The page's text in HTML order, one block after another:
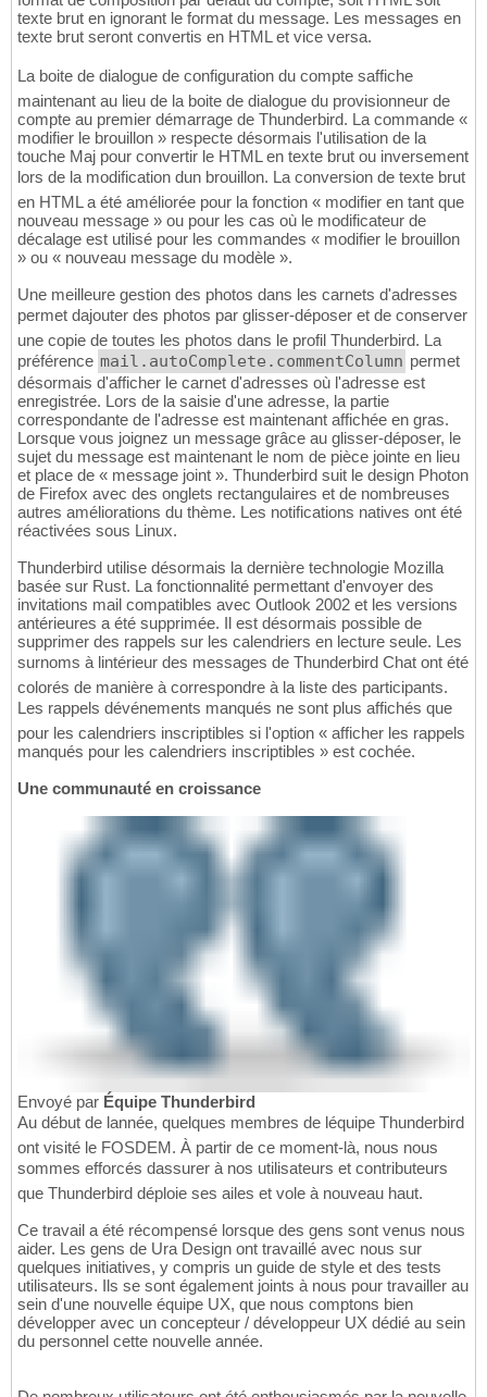
texte brut en ignorant le format du message. Les messages en
texte brut seront convertis en HTML et vice versa.
La boite de dialogue de configuration du compte saffiche
maintenant au lieu de la boite de dialogue du provisionneur de
compte au premier démarrage de Thunderbird. La commande «
modifier le brouillon » respecte désormais l'utilisation de la
touche Maj pour convertir le HTML en texte brut ou inversement
lors de la modification dun brouillon. La conversion de texte brut
en HTML a été améliorée pour la fonction « modifier en tant que
nouveau message » ou pour les cas où le modificateur de
décalage est utilisé pour les commandes « modifier le brouillon
» ou « nouveau message du modèle ».
Une meilleure gestion des photos dans les carnets d'adresses
permet dajouter des photos par glisser-déposer et de conserver
une copie de toutes les photos dans le profil Thunderbird. La
préférence mail.autoComplete.commentColumn permet
désormais d'afficher le carnet d'adresses où l'adresse est
enregistrée. Lors de la saisie d'une adresse, la partie
correspondante de l'adresse est maintenant affichée en gras.
Lorsque vous joignez un message grâce au glisser-déposer, le
sujet du message est maintenant le nom de pièce jointe en lieu
et place de « message joint ». Thunderbird suit le design Photon
de Firefox avec des onglets rectangulaires et de nombreuses
autres améliorations du thème. Les notifications natives ont été
réactivées sous Linux.
Thunderbird utilise désormais la dernière technologie Mozilla
basée sur Rust. La fonctionnalité permettant d'envoyer des
invitations mail compatibles avec Outlook 2002 et les versions
antérieures a été supprimée. Il est désormais possible de
supprimer des rappels sur les calendriers en lecture seule. Les
surnoms à lintérieur des messages de Thunderbird Chat ont été
colorés de manière à correspondre à la liste des participants.
Les rappels dévénements manqués ne sont plus affichés que
pour les calendriers inscriptibles si l'option « afficher les rappels
manqués pour les calendriers inscriptibles » est cochée.
Une communauté en croissance
Envoyé par Équipe Thunderbird
Au début de lannée, quelques membres de léquipe Thunderbird
ont visité le FOSDEM. À partir de ce moment-là, nous nous
sommes efforcés dassurer à nos utilisateurs et contributeurs
que Thunderbird déploie ses ailes et vole à nouveau haut.
Ce travail a été récompensé lorsque des gens sont venus nous
aider. Les gens de Ura Design ont travaillé avec nous sur
quelques initiatives, y compris un guide de style et des tests
utilisateurs. Ils se sont également joints à nous pour travailler au
sein d'une nouvelle équipe UX, que nous comptons bien
développer avec un concepteur / développeur UX dédié au sein
du personnel cette nouvelle année.